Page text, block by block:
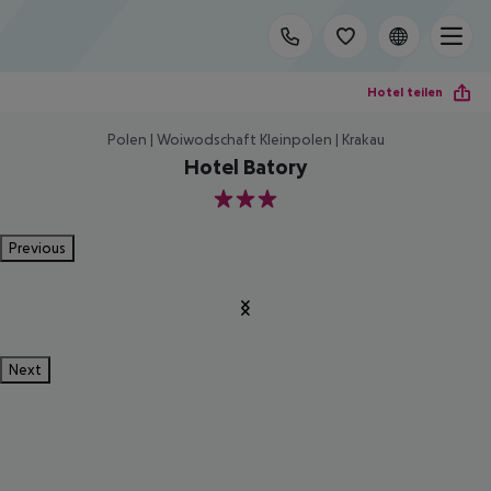
Hotel teilen
Polen | Woiwodschaft Kleinpolen | Krakau
Hotel Batory
3
Previous
Next